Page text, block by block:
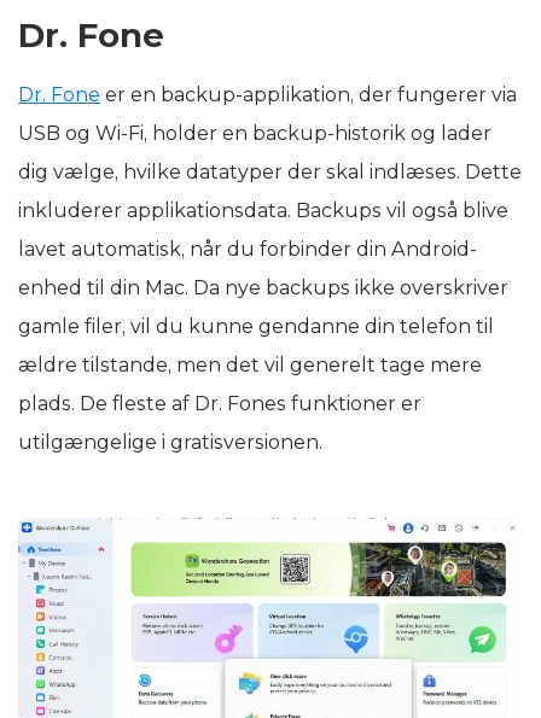
Dr. Fone
Dr. Fone er en backup-applikation, der fungerer via
USB og Wi-Fi, holder en backup-historik og lader
dig vælge, hvilke datatyper der skal indlæses. Dette
inkluderer applikationsdata. Backups vil også blive
lavet automatisk, når du forbinder din Android-
enhed til din Mac. Da nye backups ikke overskriver
gamle filer, vil du kunne gendanne din telefon til
ældre tilstande, men det vil generelt tage mere
plads. De fleste af Dr. Fones funktioner er
utilgængelige i gratisversionen.